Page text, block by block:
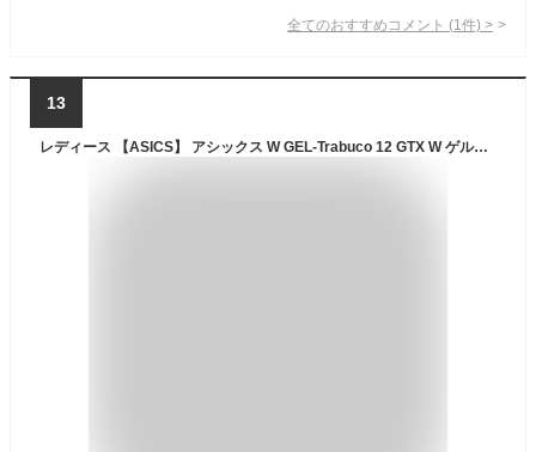
全てのおすすめコメント (1 件) >
13
レディース 【ASICS】 アシックス W GEL-Trabuco 12 GTX W ゲルトラブーコ 12 GTX 1012B607.001